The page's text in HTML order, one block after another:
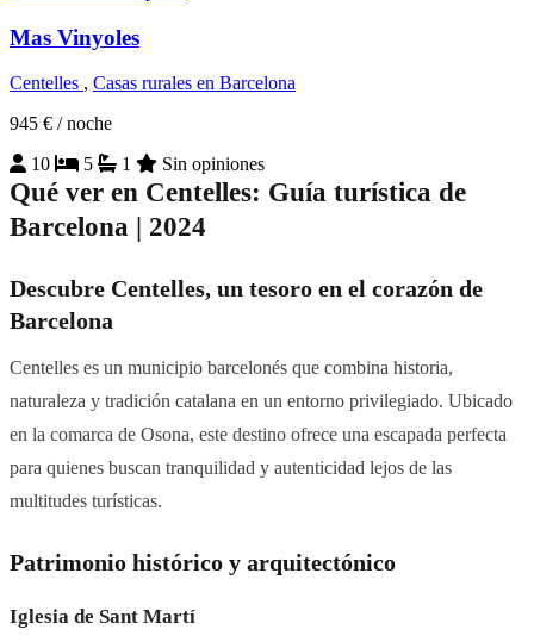
Mas Vinyoles
Centelles , Casas rurales en Barcelona
945 € / noche
10
5 1 Sin opiniones
Qué ver en Centelles: Guía turística de
Barcelona | 2024
Descubre Centelles, un tesoro en el corazón de
Barcelona
Centelles es un municipio barcelonés que combina historia,
naturaleza y tradición catalana en un entorno privilegiado. Ubicado
en la comarca de Osona, este destino ofrece una escapada perfecta
para quienes buscan tranquilidad y autenticidad lejos de las
multitudes turísticas.
Patrimonio histórico y arquitectónico
Iglesia de Sant Martí